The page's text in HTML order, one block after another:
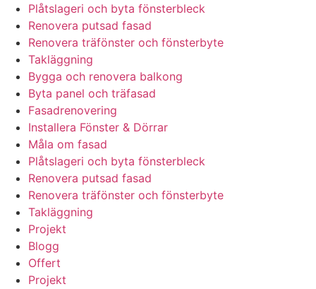
Plåtslageri och byta fönsterbleck
Renovera putsad fasad
Renovera träfönster och fönsterbyte
Takläggning
Bygga och renovera balkong
Byta panel och träfasad
Fasadrenovering
Installera Fönster & Dörrar
Måla om fasad
Plåtslageri och byta fönsterbleck
Renovera putsad fasad
Renovera träfönster och fönsterbyte
Takläggning
Projekt
Blogg
Offert
Projekt